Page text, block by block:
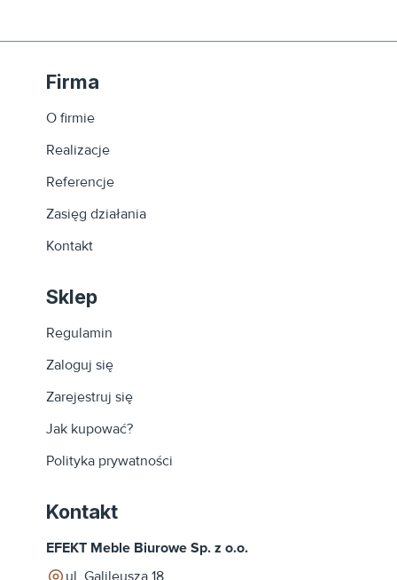
Firma
O firmie
Realizacje
Referencje
Zasięg działania
Kontakt
Sklep
Regulamin
Zaloguj się
Zarejestruj się
Jak kupować?
Polityka prywatności
Kontakt
EFEKT Meble Biurowe Sp. z o.o.
ul. Galileusza 18